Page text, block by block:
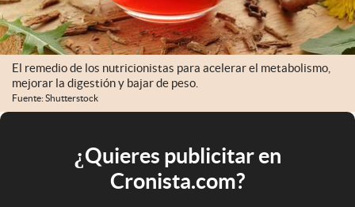
El remedio de los nutricionistas para acelerar el metabolismo,
mejorar la digestión y bajar de peso.
Fuente: Shutterstock
¿Quieres publicitar en
Cronista.com?